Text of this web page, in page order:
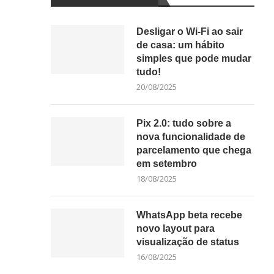
Desligar o Wi-Fi ao sair
de casa: um hábito
simples que pode mudar
tudo!
20/08/2025
Pix 2.0: tudo sobre a
nova funcionalidade de
parcelamento que chega
em setembro
18/08/2025
WhatsApp beta recebe
novo layout para
visualização de status
16/08/2025